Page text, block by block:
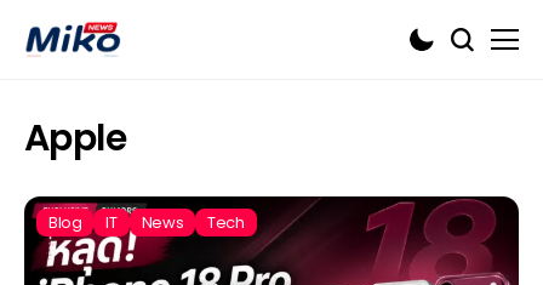
Apple
Blog IT News Tech